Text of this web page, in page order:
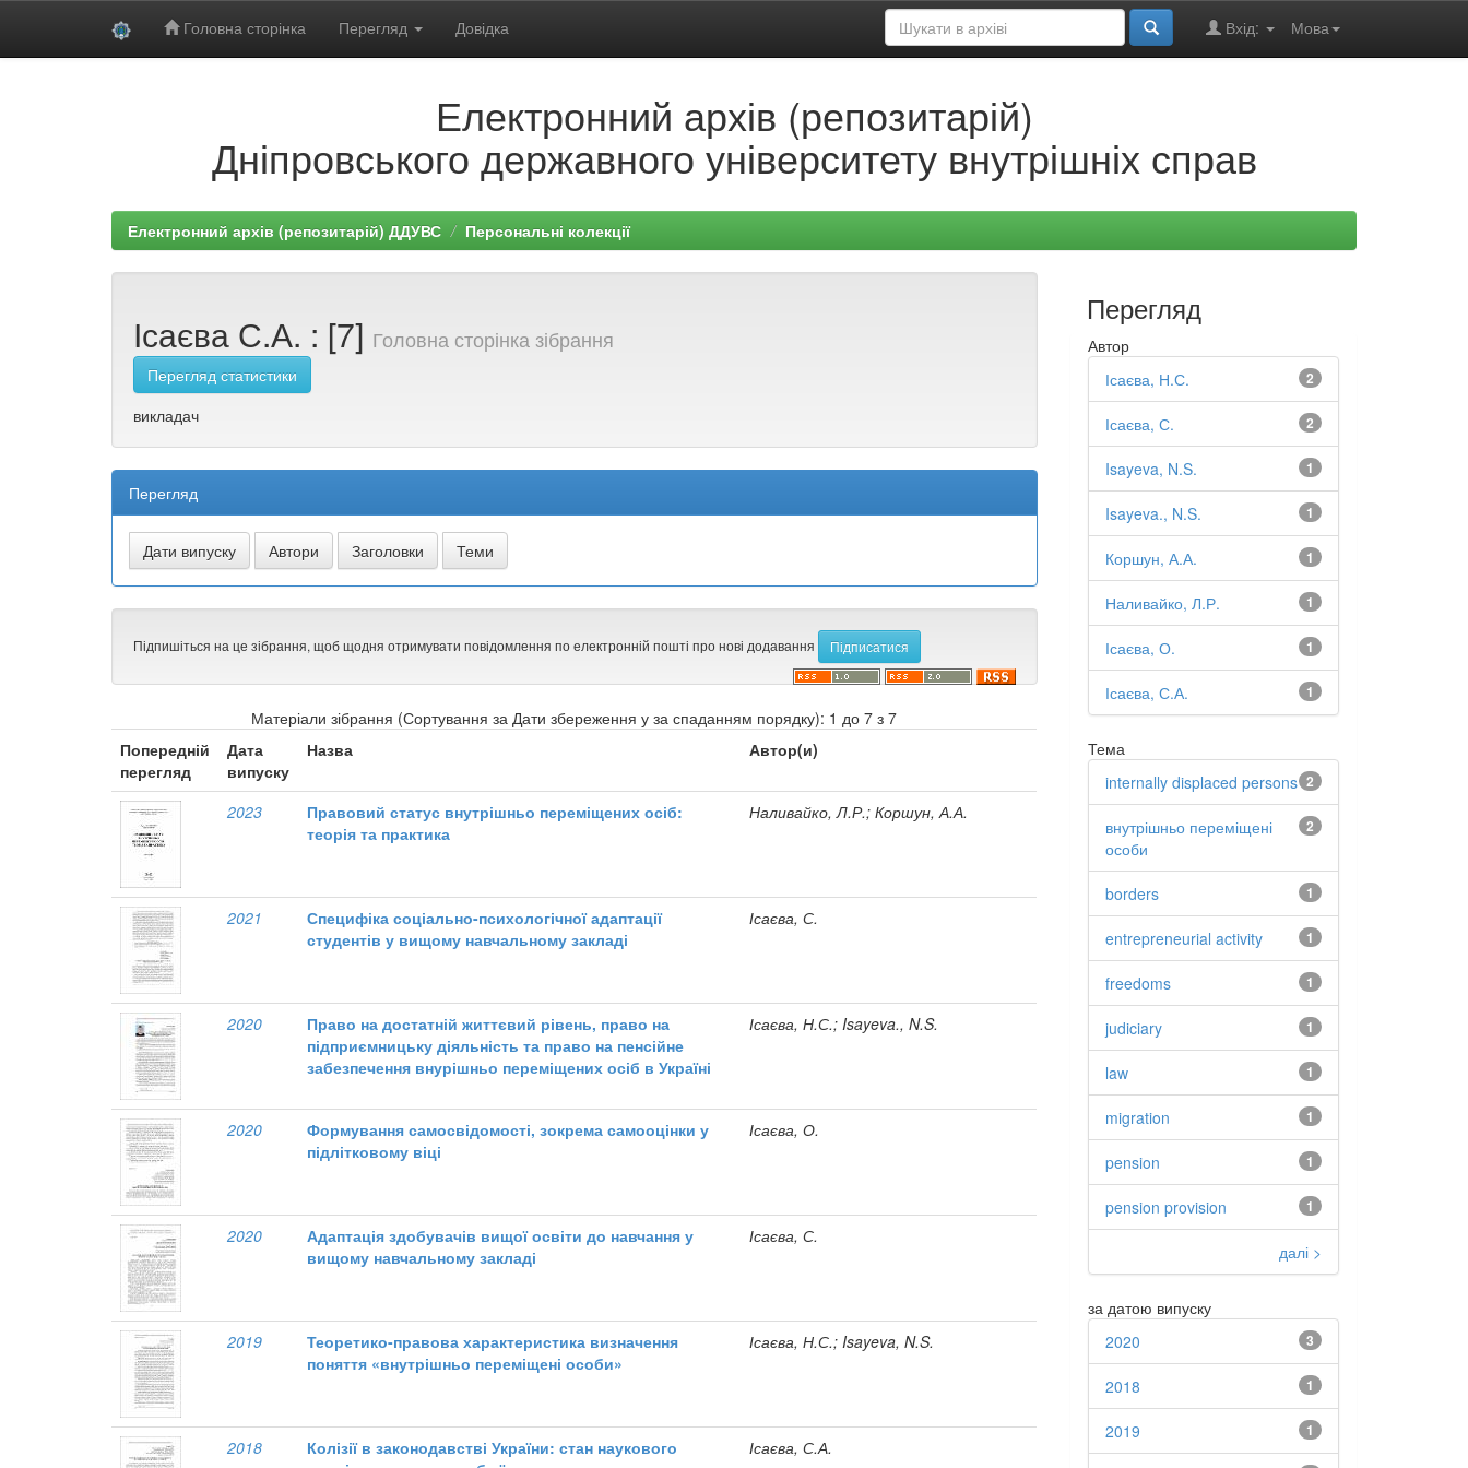
Головна сторінка Перегляд Довідка Мова
Вхід:
Електронний архів (репозитарій)
Дніпровського державного університету внутрішніх справ
Електронний архів (репозитарій) ДДУВС Персональні колекції
Ісаєва С.А. : [7] Головна сторінка зібрання
Перегляд статистики
викладач
Перегляд
Підпишіться на це зібрання, щоб щодня отримувати повідомлення по електронній пошті про нові додавання
Матеріали зібрання (Сортування за Дати збереження у за спаданням порядку): 1 до 7 з 7
Попередній
перегляд
Дата
випуску
Назва Автор(и)
2023
Правовий статус внутрішньо переміщених осіб:
теорія та практика
Наливайко, Л.Р.; Коршун, А.А.
2021
Специфіка соціально-психологічної адаптації
студентів у вищому навчальному закладі
Ісаєва, С.
2020
Право на достатній життєвий рівень, право на
підприємницьку діяльність та право на пенсійне
забезпечення внурішньо переміщених осіб в Україні
Ісаєва, Н.С.; Isayeva., N.S.
2020
Формування самосвідомості, зокрема самооцінки у
підлітковому віці
Ісаєва, О.
2020
Адаптація здобувачів вищої освіти до навчання у
вищому навчальному закладі
Ісаєва, С.
2019
Теоретико-правова характеристика визначення
поняття «внутрішньо переміщені особи»
Ісаєва, Н.С.; Isayeva, N.S.
2018
Колізії в законодавстві України: стан наукового
Ісаєва, С.А.
Перегляд
Автор
2
Ісаєва, Н.С.
2
Ісаєва, С.
1
Isayeva, N.S.
1
Isayeva., N.S.
1
Коршун, А.А.
1
Наливайко, Л.Р.
1
Ісаєва, О.
1
Ісаєва, С.А.
Тема
2
internally displaced persons
2
внутрішньо переміщені
особи
1
borders
1
entrepreneurial activity
1
freedoms
1
judiciary
1
law
1
migration
1
pension
1
pension provision
далі >
за датою випуску
3
2020
1
2018
1
2019